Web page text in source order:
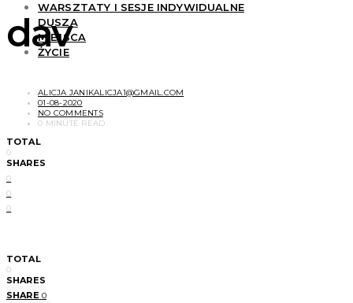
WARSZTATY I SESJE INDYWIDUALNE
DUSZA
MIEJSCA
ŻYCIE
dav
ALICJA JANIKALICJA1@GMAIL.COM
01-08-2020
NO COMMENTS
0 MINUTE READ
TOTAL
0
SHARES
0
0
0
TOTAL
0
SHARES
SHARE 0